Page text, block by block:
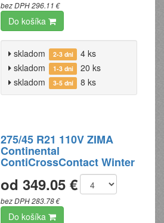
bez DPH 296.11 €
Do košíka
skladom 2-3 dni
4 ks
skladom
1-3 dni
20 ks
skladom
3-5 dní 8 ks
275/45 R21 110V ZIMA
Continental
ContiCrossContact Winter
od 349.05 €
bez DPH 283.78 €
Do košíka